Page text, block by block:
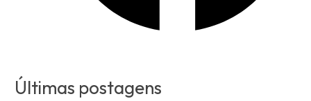
Últimas postagens